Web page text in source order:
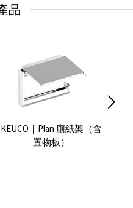
品
KEUCO｜Plan 廁紙架（含
置物板）